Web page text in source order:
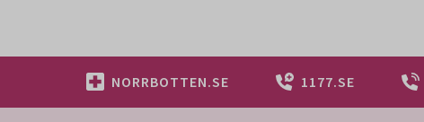
NORRBOTTEN.SE 1177.SE